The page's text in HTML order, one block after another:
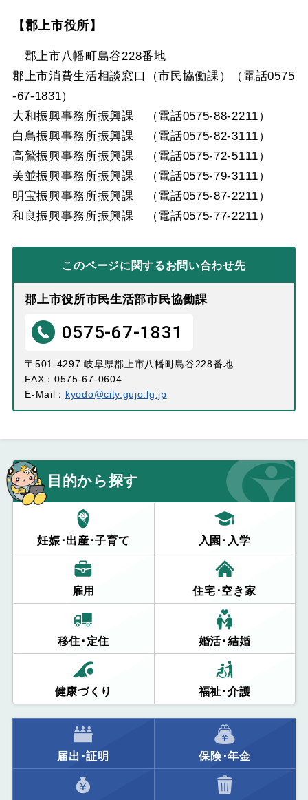
【郡上市役所】
郡上市八幡町島谷228番地
郡上市消費生活相談窓口（市民協働課）（電話0575
-67-1831）
大和振興事務所振興課 （電話0575-88-2211）
白鳥振興事務所振興課 （電話0575-82-3111）
高鷲振興事務所振興課 （電話0575-72-5111）
美並振興事務所振興課 （電話0575-79-3111）
明宝振興事務所振興課 （電話0575-87-2211）
和良振興事務所振興課 （電話0575-77-2211）
このページに関するお問い合わせ先
郡上市役所市民生活部市民協働課
0575-67-1831
〒501-4297 岐阜県郡上市八幡町島谷228番地
FAX：0575-67-0604
E-Mail： kyodo@city.gujo.lg.jp
目的から探す
妊娠･出産･子育て 入園･入学
雇用 住宅･空き家
移住･定住 婚活･結婚
健康づくり 福祉･介護
届出･証明 保険･年金